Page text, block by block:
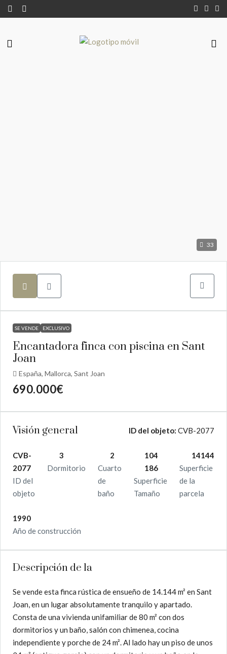
33
SE VENDE EXCLUSIVO
Encantadora finca con piscina en Sant
Joan
España, Mallorca, Sant Joan
690.000€
Visión general ID del objeto: CVB-2077
CVB-
2077
ID del
objeto
3
Dormitorio
2
Cuarto
de
baño
104
186
Superficie
Tamaño
14144
Superficie
de la
parcela
1990
Año de construcción
Descripción de la
Se vende esta finca rústica de ensueño de 14.144 m² en Sant
Joan, en un lugar absolutamente tranquilo y apartado.
Consta de una vivienda unifamiliar de 80 m² con dos
dormitorios y un baño, salón con chimenea, cocina
independiente y porche de 24 m². Al lado hay un piso de unos